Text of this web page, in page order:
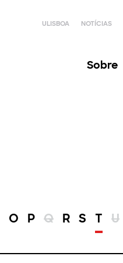
ULISBOA NOTÍCIAS
Sobre
O P Q R S T U